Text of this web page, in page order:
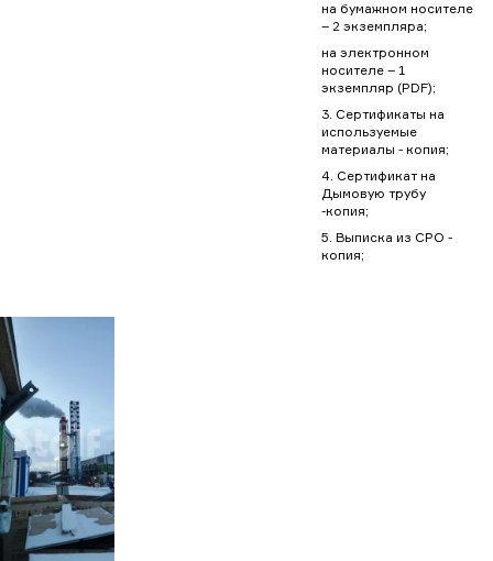
на бумажном носителе
– 2 экземпляра;
на электронном
носителе – 1
экземпляр (PDF);
3. Сертификаты на
используемые
материалы - копия;
4. Сертификат на
Дымовую трубу
-копия;
5. Выписка из СРО -
копия;